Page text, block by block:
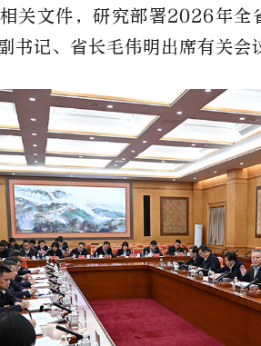
关文件，研究部署2026年全
书记、省长毛伟明出席有关会